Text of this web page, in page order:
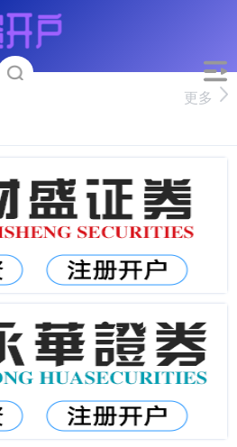
更多